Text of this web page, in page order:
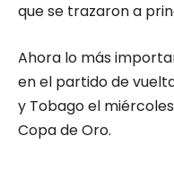
que se trazaron a
Ahora lo más
en el partido de
y Tobago el
Copa de Oro.